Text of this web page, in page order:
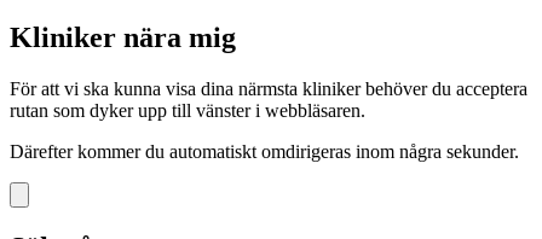
Kliniker nära mig
För att vi ska kunna visa dina närmsta kliniker behöver du acceptera
rutan som dyker upp till vänster i webbläsaren.
Därefter kommer du automatiskt omdirigeras inom några sekunder.